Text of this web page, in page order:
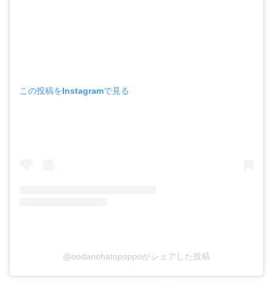
この投稿をInstagramで見る
@oodanohatopoppoがシェアした投稿